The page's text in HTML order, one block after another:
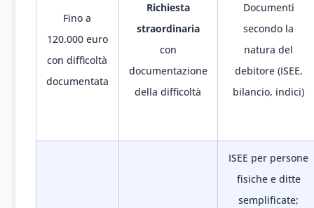
Fino a
120.000 euro
con difficoltà
documentata
Richiesta
straordinaria
con
documentazione
della difficoltà
Documenti
secondo la
natura del
debitore (ISEE,
bilancio, indici)
ISEE per persone
fisiche e ditte
semplificate;